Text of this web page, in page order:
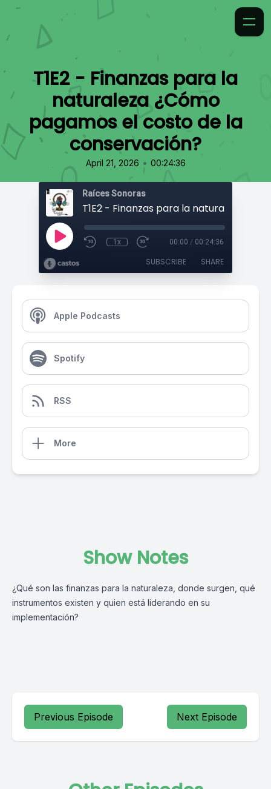
T1E2 - Finanzas para la
naturaleza ¿Cómo
pagamos el costo de la
conservación?
April 21, 2026 • 00:24:36
Raíces Sonoras
1x 00:00 / 00:24:36
SUBSCRIBE SHARE
Apple Podcasts
Spotify
RSS
More
Show Notes
¿Qué son las finanzas para la naturaleza, donde surgen, qué
instrumentos existen y quien está liderando en su
implementación?
Previous Episode Next Episode